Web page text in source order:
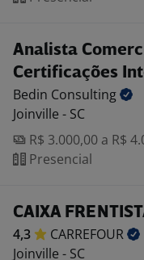
Analista
Certificações
Bedin Consulting
Joinville - SC
R$ 3.000,00 a R$
Presencial
CAIXA
4,3
CARREFOUR
Joinville - SC